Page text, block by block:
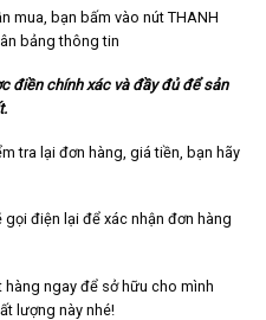
mua, bạn bấm vào nút THANH
bảng thông tin
điền chính xác và đầy đủ để sản
tra lại đơn hàng, giá tiền, bạn hãy
điện lại để xác nhận đơn hàng
ngay để sở hữu cho mình
lượng này nhé!